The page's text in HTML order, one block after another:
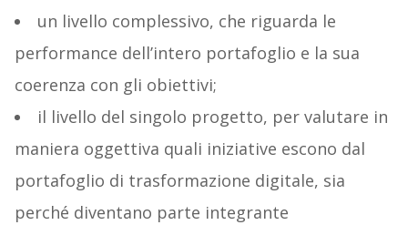
un livello complessivo, che riguarda le
performance dell’intero portafoglio e la sua
coerenza con gli obiettivi;
il livello del singolo progetto, per valutare in
maniera oggettiva quali iniziative escono dal
portafoglio di trasformazione digitale, sia
perché diventano parte integrante